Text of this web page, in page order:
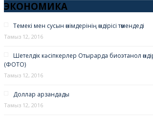
ЭКОНОМИКА
Темекі мен сусын өнімдерінің өндірісі төмендеді
Тамыз 12, 2016
Шетелдік кәсіпкерлер Отырарда биоэтанол
(ФОТО)
Тамыз 12, 2016
Доллар арзандады
Тамыз 12, 2016